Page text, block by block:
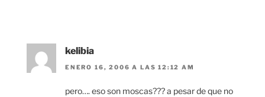
kelibia
ENERO 16, 2006 A LAS 12:12 AM
pero…. eso son moscas??? a pesar de que no